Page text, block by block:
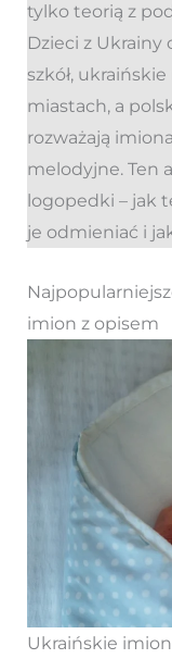
tylko teorią z
Dzieci z Ukrainy
szkół,
miastach, a
rozważają
melodyjne. Ten
logopedki – jak
je odmieniać i
imion z opisem
Ukraińskie